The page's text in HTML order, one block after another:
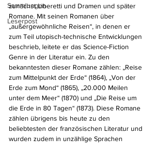
Sammlungen
Leserpost
zunächst Liberetti und Dramen und später
Romane. Mit seinen Romanen über
„außergewöhnliche Reisen“, in denen er
zum Teil utopisch-technische Entwicklungen
beschrieb, leitete er das Science-Fiction
Genre in der Literatur ein. Zu den
bekanntesten dieser Romane zählen: „Reise
zum Mittelpunkt der Erde“ (1864), „Von der
Erde zum Mond“ (1865), „20.000 Meilen
unter dem Meer“ (1870) und „Die Reise um
die Erde in 80 Tagen“ (1873). Diese Romane
zählen übrigens bis heute zu den
beliebtesten der französischen Literatur und
wurden zudem in unzählige Sprachen